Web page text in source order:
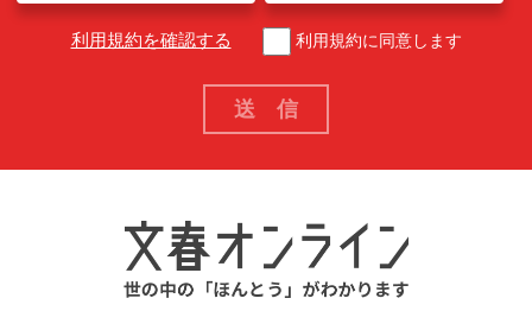
利用規約を確認する 利用規約に同意します